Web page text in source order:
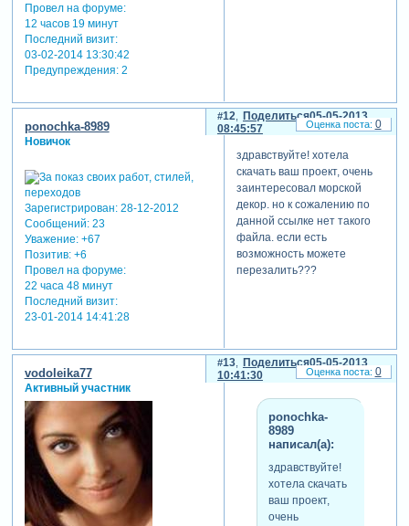
Провел на форуме:
12 часов 19 минут
Последний визит:
03-02-2014 13:30:42
Предупреждения:2
Поделиться
12
05-05-2013
08:45:57
ponochka-8989
Новичок
Зарегистрирован: 28-12-2012
Сообщений:23
Уважение: +67
Позитив: +6
Провел на форуме:
22 часа 48 минут
Последний визит:
23-01-2014 14:41:28
здравствуйте! хотела
скачать ваш проект, очень
заинтересовал морской
декор. но к сожалению по
данной ссылке нет такого
файла. если есть
возможность можете
перезалить???
0
Поделиться
13
05-05-2013
10:41:30
vodoleika77
Активный участник
ponochka-
8989
написал(а):
здравствуйте!
хотела скачать
ваш проект,
очень
0